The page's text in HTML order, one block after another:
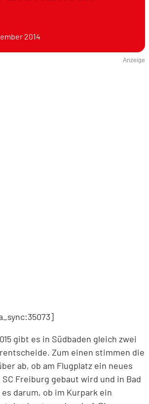
2014
Anzeige
gibt es in Südbaden gleich zwei
Zum einen stimmen die
ab, ob am Flugplatz ein neues
Freiburg gebaut wird und in Bad
darum, ob im Kurpark ein